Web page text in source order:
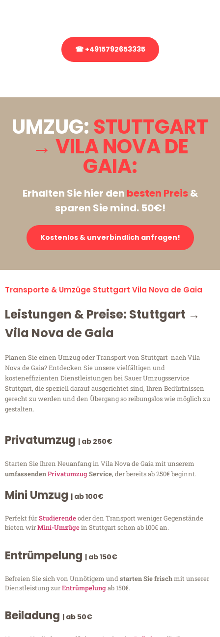
☎ +4915792653335
UMZUG: STUTTGART
→ VILA NOVA DE
GAIA:
Erhalten Sie hier den besten Preis&
sparen Sie mind. 50€!
Kostenlos & unverbindlich anfragen!
Transporte & Umzüge Stuttgart Vila Nova de Gaia
Leistungen & Preise: Stuttgart →
Vila Nova de Gaia
Planen Sie einen Umzug oder Transport von Stuttgart nach Vila
Nova de Gaia? Entdecken Sie unsere vielfältigen und
kosteneffizienten Dienstleistungen bei Sauer Umzugsservice
Stuttgart, die speziell darauf ausgerichtet sind, Ihren Bedürfnissen
gerecht zu werden und den Übergang so reibungslos wie möglich zu
gestalten.
Privatumzug | ab 250€
Starten Sie Ihren Neuanfang in Vila Nova de Gaia mit unserem
umfassendenPrivatumzugService, der bereits ab 250€ beginnt.
Mini Umzug | ab 100€
Perfekt fürStudierendeoder den Transport weniger Gegenstände
bieten wirMini-Umzügein Stuttgart schon ab 100€ an.
Entrümpelung | ab 150€
Befreien Sie sich von Unnötigem undstarten Sie frischmit unserer
Dienstleistung zurEntrümpelungab 150€.
Beiladung | ab 50€